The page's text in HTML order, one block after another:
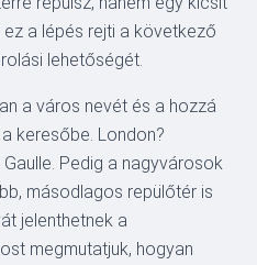
a lépés rejti a következő
lehetőségét.
a város nevét és a hozzá
keresőbe. London?
Pedig a nagyvárosok
másodlagos repülőtér is
jelenthetnek a
megmutatjuk, hogyan